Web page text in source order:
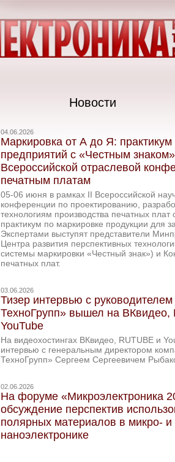
Новости
04.06.2026
Маркировка от А до Я: практикум
предприятий с «Честным
Всероссийской отраслевой
печатным платам
05-06 июня в рамках II Всероссийской
конференции по проектированию,
технологиям производства печатных плат
практикум по маркировке продукции для
Экспертами выступят представители
Центра развития перспективных
системы маркировки «Честный знак») и
печатных плат.
03.06.2026
Тизер интервью с
ТехноГрупп» вышел на ВКвидео,
YouTube
На видеохостингах ВКвидео, RUTUBE и
интервью с генеральным директором
ТехноГрупп» Сергеем Сергеевичем
02.06.2026
На форуме «Микроэлектроника
обсуждение перспектив
полярных материалов в микро- и
наноэлектронике